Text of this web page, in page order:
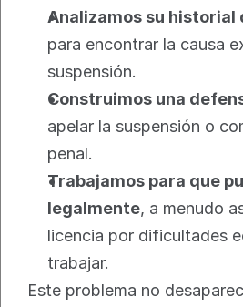
Analizamos su historial
para encontrar la causa
suspensión.
Construimos una
apelar la suspensión o
penal.
Trabajamos para que
legalmente, a menudo
licencia por dificultades
trabajar.
Este problema no